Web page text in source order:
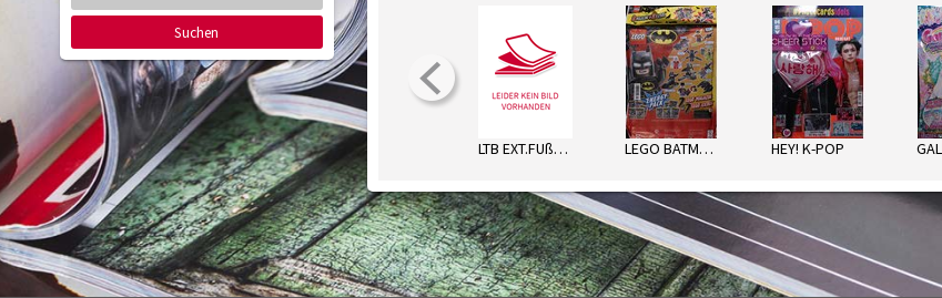
Suchen
LTB EXT.FUßBALL SORT. LEGO BATMAN ENERGY PACK HEY! K-POP
next